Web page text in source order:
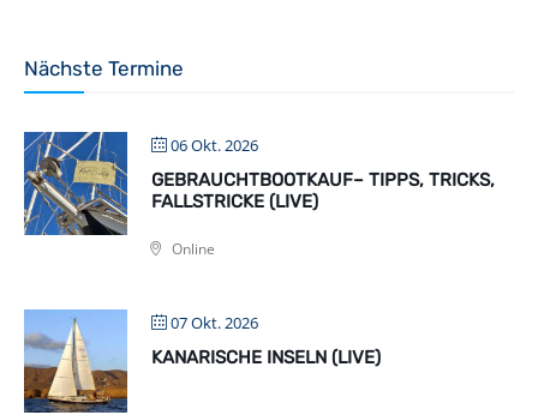
Nächste Termine
06 Okt. 2026
GEBRAUCHTBOOTKAUF– TIPPS, TRICKS,
FALLSTRICKE (LIVE)
Online
07 Okt. 2026
KANARISCHE INSELN (LIVE)